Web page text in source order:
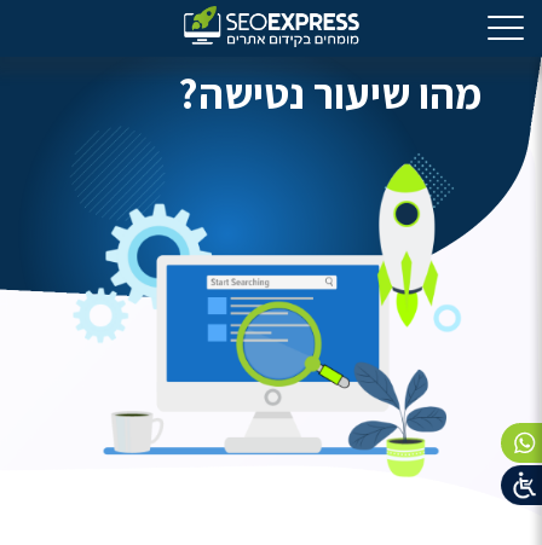
מהו שיעור נטישה?